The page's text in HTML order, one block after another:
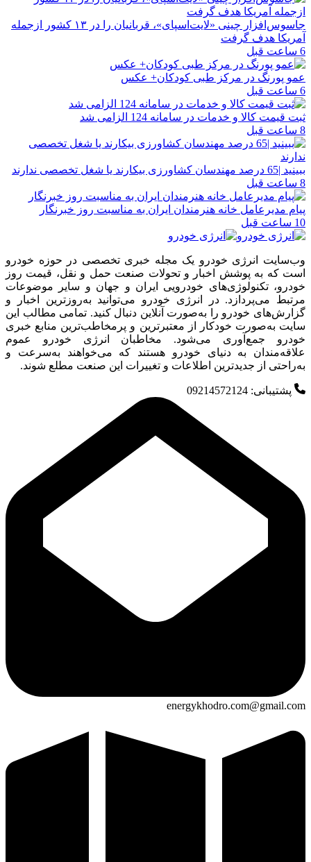
جاسوس‌افزار چینی «لایت‌اسپای»، قربانیان را در ۱۳ کشور ازجمله
آمریکا هدف گرفت
6 ساعت قبل
عمو پورنگ در مرکز طبی کودکان+ عکس
6 ساعت قبل
ثبت قیمت کالا و خدمات در سامانه 124 الزامی شد
8 ساعت قبل
ببینید |65 درصد مهندسان کشاورزی بیکارند یا شغل تخصصی ندارند
8 ساعت قبل
پیام مدیرعامل خانه هنرمندان ایران به مناسبت روز خبرنگار
10 ساعت قبل
وب‌سایت انرژی خودرو یک مجله خبری تخصصی در حوزه خودرو
است که به پوشش اخبار و تحولات صنعت حمل و نقل، قیمت روز
خودرو، تکنولوژی‌های خودرویی ایران و جهان و سایر موضوعات
مرتبط می‌پردازد. در انرژی خودرو می‌توانید به‌روزترین اخبار و
گزارش‌های خودرو را به‌صورت آنلاین دنبال کنید. تمامی مطالب این
سایت به‌صورت خودکار از معتبرترین و پرمخاطب‌ترین منابع خبری
خودرو جمع‌آوری می‌شود. مخاطبان انرژی خودرو عموم
علاقه‌مندان به دنیای خودرو هستند که می‌خواهند به‌سرعت و
به‌راحتی از جدیدترین اطلاعات و تغییرات این صنعت مطلع شوند.
پشتیبانی: 09214572124
energykhodro.com@gmail.com